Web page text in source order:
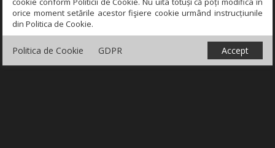
orice moment setările acestor fişiere cookie urmând instrucțiunile
din Politica de Cookie.
Politica de Cookie GDPR Accept